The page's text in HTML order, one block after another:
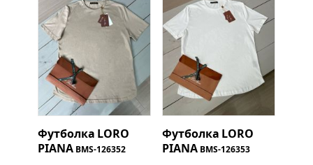
Футболка LORO
PIANA BMS-126352
Футболка LORO
PIANA BMS-126353